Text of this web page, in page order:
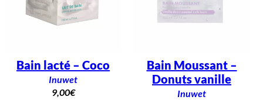
Bain lacté – Coco
Inuwet
9,00€
Bain Moussant –
Donuts vanille
Inuwet